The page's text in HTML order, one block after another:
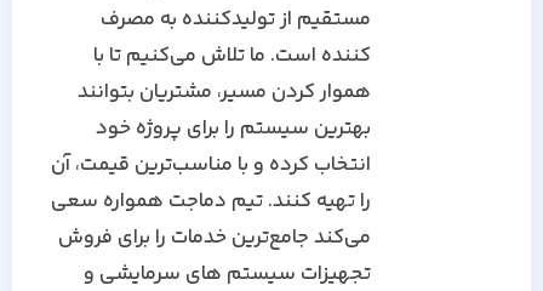
مستقیم از تولیدکننده به مصرف
کننده است. ما تلاش می‌کنیم تا با
هموار کردن مسیر، مشتریان بتوانند
بهترین سیستم را برای پروژه خود
انتخاب کرده و با مناسب‌ترین قیمت، آن
را تهیه کنند. تیم دماجت همواره سعی
می‌کند جامع‌ترین خدمات را برای فروش
تجهیزات سیستم های سرمایشی و